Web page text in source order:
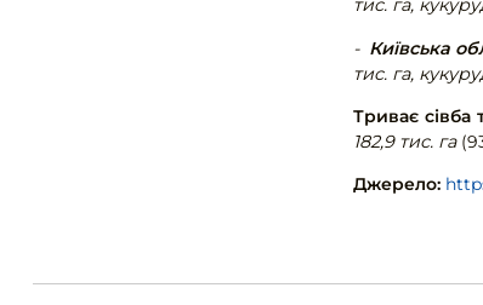
- Київська
тис. га,
Триває сівба
182,9 тис. га
Джерело: